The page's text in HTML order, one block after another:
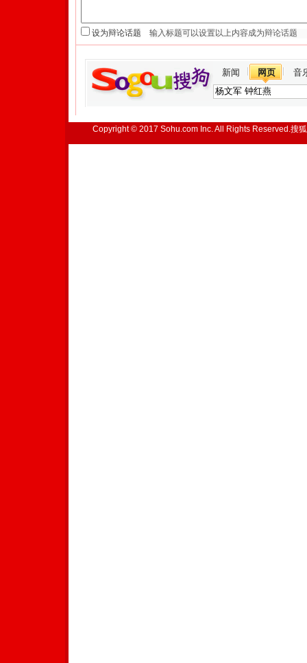
设为辩论话题
新闻 网页 音
Copyright © 2017 Sohu.com Inc. All Rights Reserved.搜